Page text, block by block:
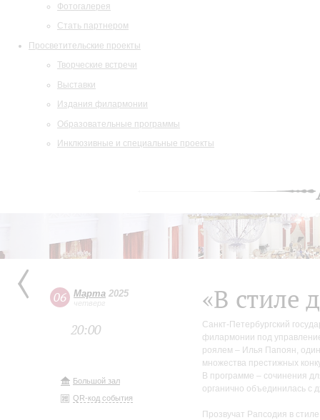
Фотогалерея
Стать партнером
Просветительские проекты
Творческие встречи
Выставки
Издания филармонии
Образовательные программы
Инклюзивные и специальные проекты
06 Марта 2025
четверг
20:00
Большой зал
QR-код события
«В стиле
Санкт-Петербургский
филармонии под
роялем – Илья Папоян,
множества престижных
В программе – сочинения
органично объединилась с
Прозвучат Рапсодия в